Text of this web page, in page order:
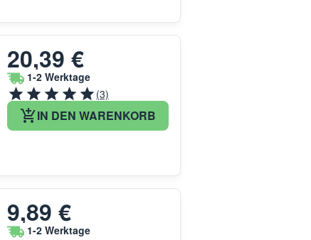
20,39 €
1-2 Werktage
(3)
IN DEN WARENKORB
9,89 €
1-2 Werktage